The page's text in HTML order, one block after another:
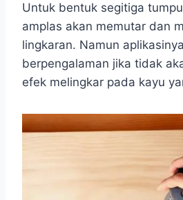
Untuk bentuk segitiga
amplas akan memutar dan
lingkaran. Namun
berpengalaman jika tidak
efek melingkar pada kayu